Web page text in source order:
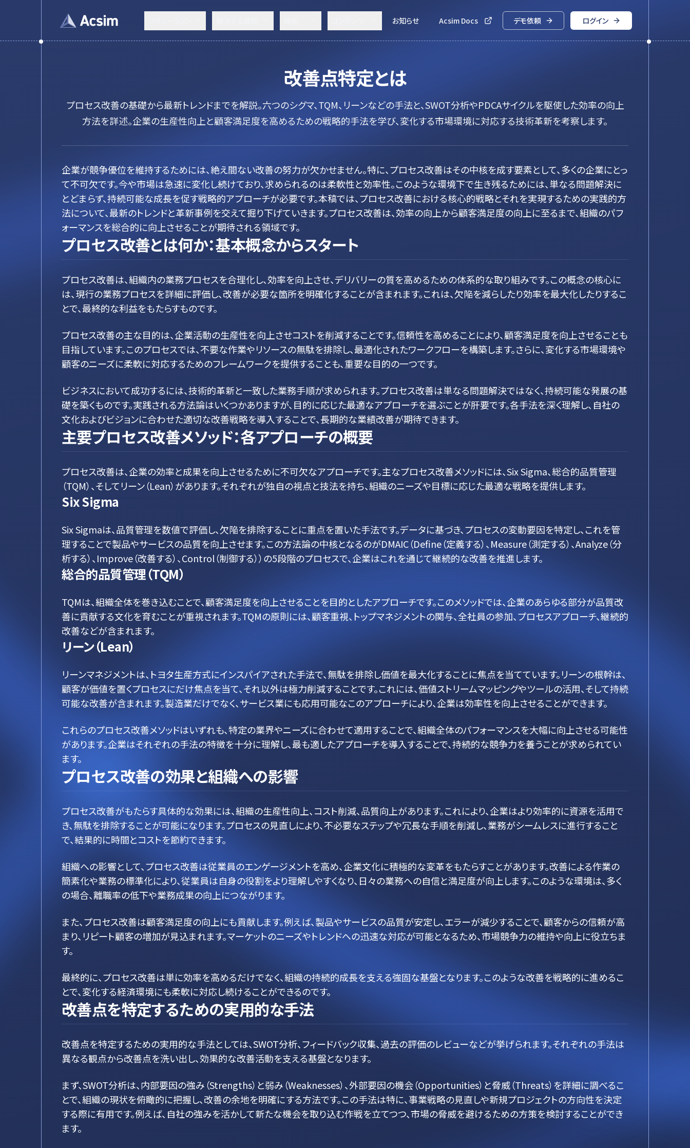
お知らせ Acsim Docs デモ依頼 ログイン
改善点特定とは
プロセス改善の基礎から最新トレンドまでを解説。六つのシグマ、TQM、リーンなどの手法と、SWOT分析やPDCAサイクルを駆使した効率の向上
方法を詳述。企業の生産性向上と顧客満足度を高めるための戦略的手法を学び、変化する市場環境に対応する技術革新を考察します。
企業が競争優位を維持するためには、絶え間ない改善の努力が欠かせません。特に、プロセス改善はその中核を成す要素として、多くの企業にとっ
て不可欠です。今や市場は急速に変化し続けており、求められるのは柔軟性と効率性。このような環境下で生き残るためには、単なる問題解決に
とどまらず、持続可能な成長を促す戦略的アプローチが必要です。本稿では、プロセス改善における核心的戦略とそれを実現するための実践的方
法について、最新のトレンドと革新事例を交えて掘り下げていきます。プロセス改善は、効率の向上から顧客満足度の向上に至るまで、組織のパフ
ォーマンスを総合的に向上させることが期待される領域です。
プロセス改善とは何か：基本概念からスタート
プロセス改善は、組織内の業務プロセスを合理化し、効率を向上させ、デリバリーの質を高めるための体系的な取り組みです。この概念の核心に
は、現行の業務プロセスを詳細に評価し、改善が必要な箇所を明確化することが含まれます。これは、欠陥を減らしたり効率を最大化したりするこ
とで、最終的な利益をもたらすものです。
プロセス改善の主な目的は、企業活動の生産性を向上させコストを削減することです。信頼性を高めることにより、顧客満足度を向上させることも
目指しています。このプロセスでは、不要な作業やリソースの無駄を排除し、最適化されたワークフローを構築します。さらに、変化する市場環境や
顧客のニーズに柔軟に対応するためのフレームワークを提供することも、重要な目的の一つです。
ビジネスにおいて成功するには、技術的革新と一致した業務手順が求められます。プロセス改善は単なる問題解決ではなく、持続可能な発展の基
礎を築くものです。実践される方法論はいくつかありますが、目的に応じた最適なアプローチを選ぶことが肝要です。各手法を深く理解し、自社の
文化およびビジョンに合わせた適切な改善戦略を導入することで、長期的な業績改善が期待できます。
主要プロセス改善メソッド：各アプローチの概要
プロセス改善は、企業の効率と成果を向上させるために不可欠なアプローチです。主なプロセス改善メソッドには、Six Sigma、総合的品質管理
（TQM）、そしてリーン（Lean）があります。それぞれが独自の視点と技法を持ち、組織のニーズや目標に応じた最適な戦略を提供します。
Six Sigma
Six Sigmaは、品質管理を数値で評価し、欠陥を排除することに重点を置いた手法です。データに基づき、プロセスの変動要因を特定し、これを管
理することで製品やサービスの品質を向上させます。この方法論の中核となるのがDMAIC（Define（定義する）、Measure（測定する）、Analyze（分
析する）、Improve（改善する）、Control（制御する））の5段階のプロセスで、企業はこれを通じて継続的な改善を推進します。
総合的品質管理（TQM）
TQMは、組織全体を巻き込むことで、顧客満足度を向上させることを目的としたアプローチです。このメソッドでは、企業のあらゆる部分が品質改
善に貢献する文化を育むことが重視されます。TQMの原則には、顧客重視、トップマネジメントの関与、全社員の参加、プロセスアプローチ、継続的
改善などが含まれます。
リーン（Lean）
リーンマネジメントは、トヨタ生産方式にインスパイアされた手法で、無駄を排除し価値を最大化することに焦点を当てています。リーンの根幹は、
顧客が価値を置くプロセスにだけ焦点を当て、それ以外は極力削減することです。これには、価値ストリームマッピングやツールの活用、そして持続
可能な改善が含まれます。製造業だけでなく、サービス業にも応用可能なこのアプローチにより、企業は効率性を向上させることができます。
これらのプロセス改善メソッドはいずれも、特定の業界やニーズに合わせて適用することで、組織全体のパフォーマンスを大幅に向上させる可能性
があります。企業はそれぞれの手法の特徴を十分に理解し、最も適したアプローチを導入することで、持続的な競争力を養うことが求められてい
ます。
プロセス改善の効果と組織への影響
プロセス改善がもたらす具体的な効果には、組織の生産性向上、コスト削減、品質向上があります。これにより、企業はより効率的に資源を活用で
き、無駄を排除することが可能になります。プロセスの見直しにより、不必要なステップや冗長な手順を削減し、業務がシームレスに進行すること
で、結果的に時間とコストを節約できます。
組織への影響として、プロセス改善は従業員のエンゲージメントを高め、企業文化に積極的な変革をもたらすことがあります。改善による作業の
簡素化や業務の標準化により、従業員は自身の役割をより理解しやすくなり、日々の業務への自信と満足度が向上します。このような環境は、多く
の場合、離職率の低下や業務成果の向上につながります。
また、プロセス改善は顧客満足度の向上にも貢献します。例えば、製品やサービスの品質が安定し、エラーが減少することで、顧客からの信頼が高
まり、リピート顧客の増加が見込まれます。マーケットのニーズやトレンドへの迅速な対応が可能となるため、市場競争力の維持や向上に役立ちま
す。
最終的に、プロセス改善は単に効率を高めるだけでなく、組織の持続的成長を支える強固な基盤となります。このような改善を戦略的に進めるこ
とで、変化する経済環境にも柔軟に対応し続けることができるのです。
改善点を特定するための実用的な手法
改善点を特定するための実用的な手法としては、SWOT分析、フィードバック収集、過去の評価のレビューなどが挙げられます。それぞれの手法は
異なる観点から改善点を洗い出し、効果的な改善活動を支える基盤となります。
まず、SWOT分析は、内部要因の強み（Strengths）と弱み（Weaknesses）、外部要因の機会（Opportunities）と脅威（Threats）を詳細に調べるこ
とで、組織の現状を俯瞰的に把握し、改善の余地を明確にする方法です。この手法は特に、事業戦略の見直しや新規プロジェクトの方向性を決定
する際に有用です。例えば、自社の強みを活かして新たな機会を取り込む作戦を立てつつ、市場の脅威を避けるための方策を検討することができ
ます。